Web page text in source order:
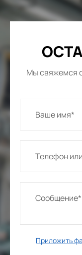
Мы свяжемся
Приложить